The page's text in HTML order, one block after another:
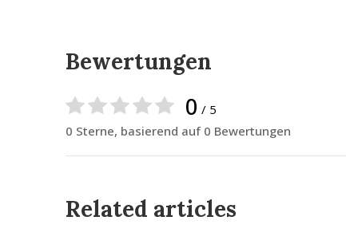
Bewertungen
0 / 5
0 Sterne, basierend auf 0 Bewertungen
Related articles